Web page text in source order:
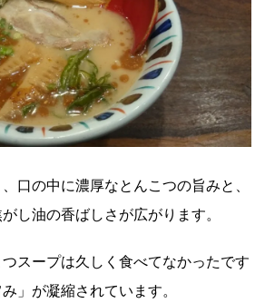
口の中に濃厚なとんこつの旨みと、
し油の香ばしさが広がります。
スープは久しく食べてなかったです
」が凝縮されています。